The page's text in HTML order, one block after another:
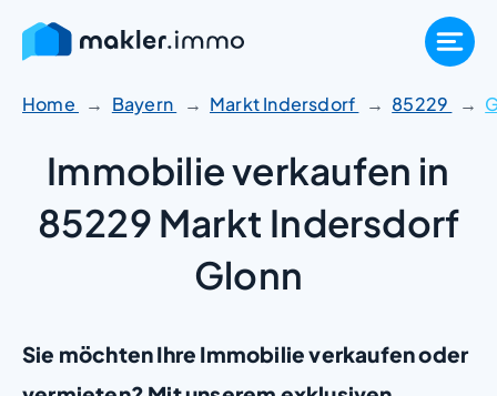
Zum
Inhalt
springen
Home Bayern Markt Indersdorf 85229
Immobilie verkaufen in
85229 Markt Indersdorf
Glonn
Sie möchten Ihre Immobilie verkaufen oder